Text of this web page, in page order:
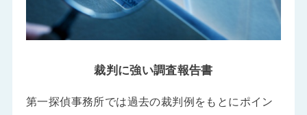
裁判に強い調査報告書
第一探偵事務所では過去の裁判例をもとにポイン